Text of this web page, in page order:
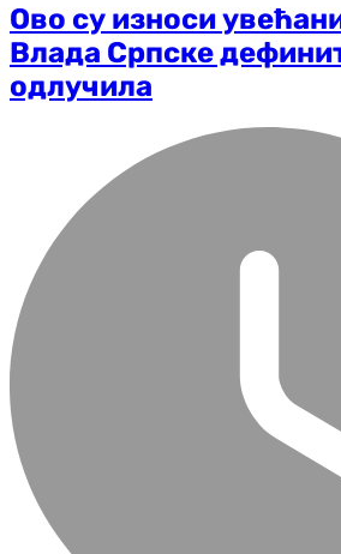
Ово су износи
Влада Српске
одлучила